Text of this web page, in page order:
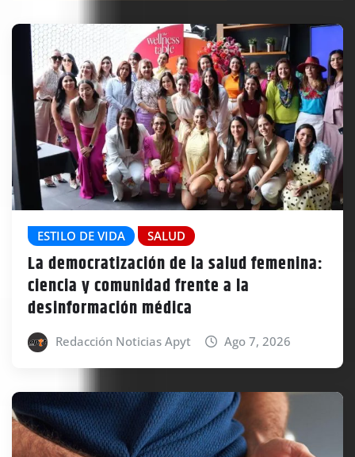
ESTILO DE VIDA SALUD
La democratización de la salud femenina:
ciencia y comunidad frente a la
desinformación médica
Redacción Noticias Apyt Ago 7, 2026